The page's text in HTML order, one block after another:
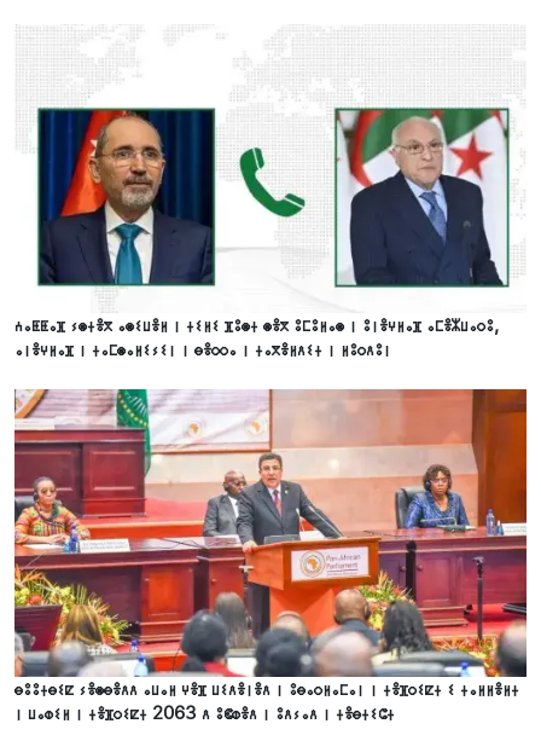
ⵄⴰⵟⵟⴰⴼ ⵢⵙⵜⴻⴳ ⴰⵙⵉⵡⴻⵍ ⵏ ⵜⵉⵍⵉ ⴼⵓⵙⵜ ⵙⴻⴳ ⵓⵎⵓⵍⴰⵙ ⵏ ⵓⵏⴻⵖⵍⴰⴼ ⴰⵎⴻⵣⵡⴰⵔⵓ,
ⴰⵏⴻⵖⵍⴰⴼ ⵏ ⵜⴰⵎⵙⴰⵍⵉⵢⵉⵏ ⵏ ⴱⴻⵔⵔⴰ ⵏ ⵜⴰⴳⴻⵍⴷⵉⵜ ⵏ ⵍⵓⵔⴷⵓⵏ
ⴱⵓⵓⵜⴱⵉⵇ ⵢⴻⵙⴱⴻⴷⴷ ⴰⵡⴰⵍ ⵖⴻⴼ ⵡⵉⴷⴻⵏⴻⴷ ⵏ ⵓⴱⴰⵔⵍⴰⵎⴰⵏ ⵏ ⵜⴻⴼⵔⵉⵇⵜ ⵉ ⵜⴰⵍⵍⴻⵍⵜ
ⵏ ⵡⴰⵀⵉⵍ ⵏ ⵜⴻⴼⵔⵉⵇⵜ 2063 ⴷ ⵓⵞⵀⴻⴷ ⵏ ⵓⴷⵢⴰⴷ ⵏ ⵜⴻⴱⵜⵉⵛⵜ